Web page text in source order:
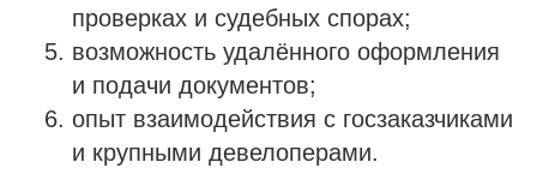
проверках и судебных спорах;
возможность удалённого оформления
и подачи документов;
опыт взаимодействия с госзаказчиками
и крупными девелоперами.